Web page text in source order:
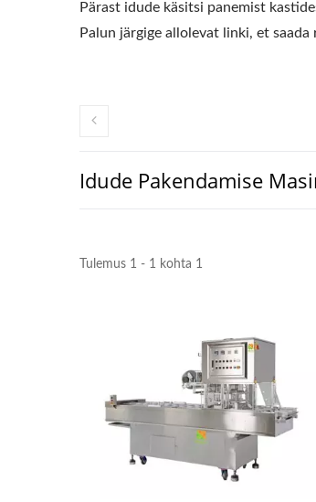
Pärast idude käsitsi panemist
Palun järgige allolevat linki, et
Idude Pakendamise
Tulemus 1 - 1 kohta 1